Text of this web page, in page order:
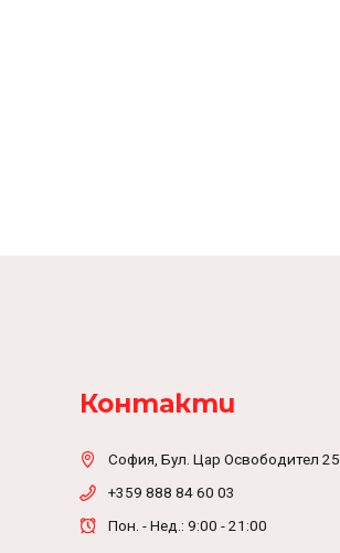
Контакти
София, Бул. Цар Освободител 25
+359 888 84 60 03
Пон. - Нед.: 9:00 - 21:00